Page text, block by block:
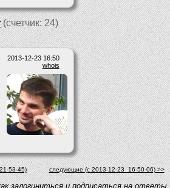
(счетчик: 24)
2013-12-23 16:50
whois
53-45) следующие (c 2013-12-23_16-50-06) >>
залогиниться и подписаться на ответы